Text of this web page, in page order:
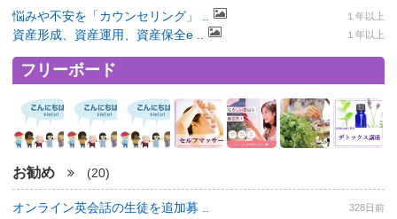
悩みや不安を「カウンセリング」 .. １年以上
資産形成、資産運用、資産保全e .. １年以上
フリーボード
お勧め (20)
オンライン英会話の生徒を追加募 .. 328日前